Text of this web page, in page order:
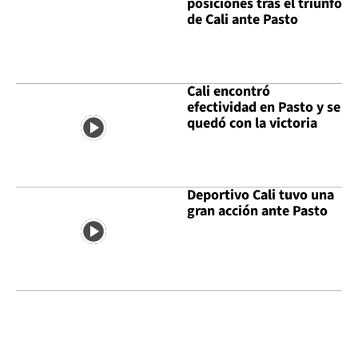
de Cali ante Pasto
Cali encontró
efectividad en Pasto y se
quedó con la victoria
Deportivo Cali tuvo una
gran acción ante Pasto